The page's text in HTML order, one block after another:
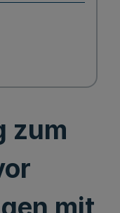
zum